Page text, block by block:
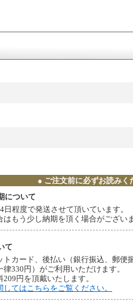
● ご注文前に必ずお読みく
について
程度で発送させて頂いています。
もう少し納期を頂く場合がござい
て
トカード、後払い（銀行振込、郵便
330円）がご利用いただけます。
円を頂戴いたします。
てはこちらをご覧ください。